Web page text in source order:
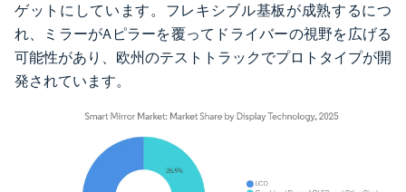
ゲットにしています。フレキシブル基板が成熟するにつ
れ、ミラーがAピラーを覆ってドライバーの視野を広げる
可能性があり、欧州のテストトラックでプロトタイプが開
発されています。